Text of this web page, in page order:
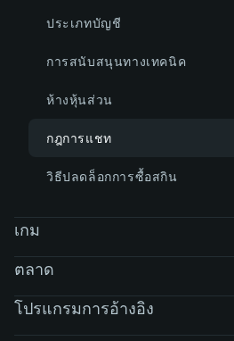
ประเภทบัญชี
การสนับสนุนทางเทคนิค
ห้างหุ้นส่วน
กฎการแชท
วิธีปลดล็อกการซื้อสกิน
เกม
ตลาด
โปรแกรมการอ้างอิง